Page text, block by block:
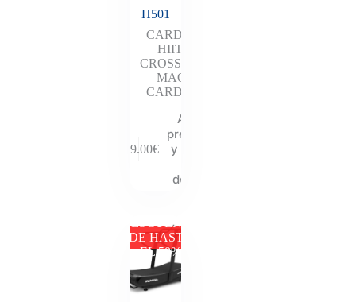
H501
CARDIO
HIIT
CROSSFIT
MAQ
CARDIO
959.00€
Añadir al
presupuesto
y descubre
descuento
DESCUENTO
DE HASTA
EL 50%